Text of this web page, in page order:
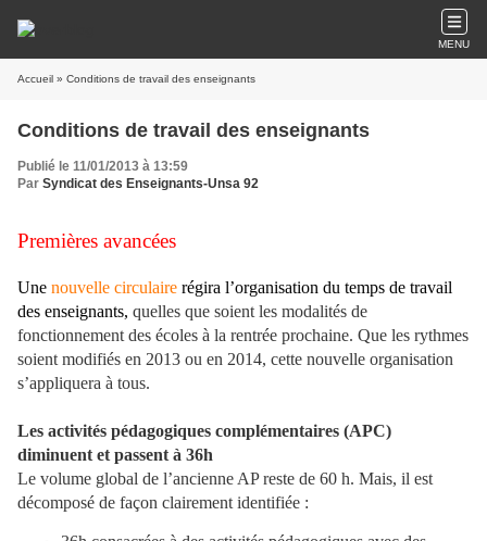
MENU
Accueil » Conditions de travail des enseignants
Conditions de travail des enseignants
Publié le 11/01/2013 à 13:59
Par Syndicat des Enseignants-Unsa 92
Premières avancées
Une nouvelle circulaire régira l’organisation du temps de travail
des enseignants, quelles que soient les modalités de
fonctionnement des écoles à la rentrée prochaine. Que les rythmes
soient modifiés en 2013 ou en 2014, cette nouvelle organisation
s’appliquera à tous.
Les activités pédagogiques complémentaires (APC)
diminuent et passent à 36h
Le volume global de l’ancienne AP reste de 60 h. Mais, il est
décomposé de façon clairement identifiée :